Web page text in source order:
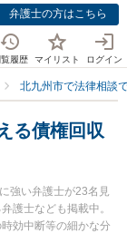
弁護士の方はこちら
覧履歴 マイリスト ログイン
北九州市で法律相談
る債権回収
強い弁護士が23名見
護士なども掲載中。
効中断等の細かな分